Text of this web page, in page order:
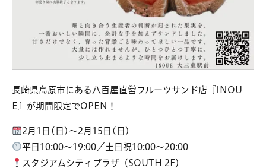
長崎県島原市にある八百屋直営フルーツサンド店『INOU
E』が期間限定でOPEN！
2月1日(日)～2月15日(日)
平日10:00～19:00／土日祝10:00～20:00
スタジアムシティプラザ（SOUTH 2F）